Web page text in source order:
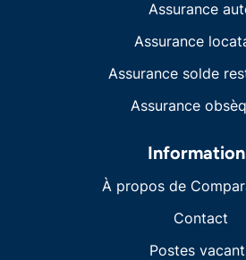
Assurance
Assurance
Assurance solde
Assurance
À propos de
Contact
Postes